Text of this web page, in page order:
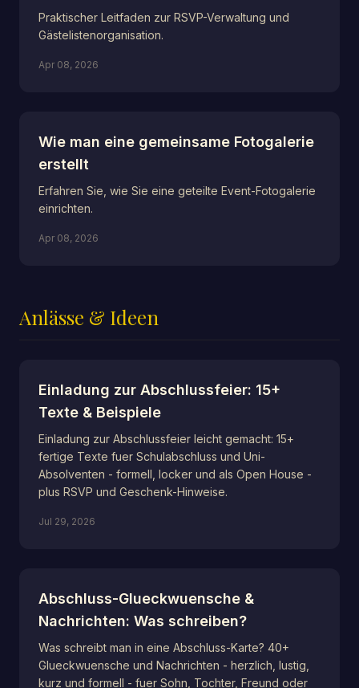
Praktischer Leitfaden zur RSVP-Verwaltung und
Gästelistenorganisation.
Apr 08, 2026
Wie man eine gemeinsame Fotogalerie
erstellt
Erfahren Sie, wie Sie eine geteilte Event-Fotogalerie
einrichten.
Apr 08, 2026
Anlässe & Ideen
Einladung zur Abschlussfeier: 15+
Texte & Beispiele
Einladung zur Abschlussfeier leicht gemacht: 15+
fertige Texte fuer Schulabschluss und Uni-
Absolventen - formell, locker und als Open House -
plus RSVP und Geschenk-Hinweise.
Jul 29, 2026
Abschluss-Glueckwuensche &
Nachrichten: Was schreiben?
Was schreibt man in eine Abschluss-Karte? 40+
Glueckwuensche und Nachrichten - herzlich, lustig,
kurz und formell - fuer Sohn, Tochter, Freund oder